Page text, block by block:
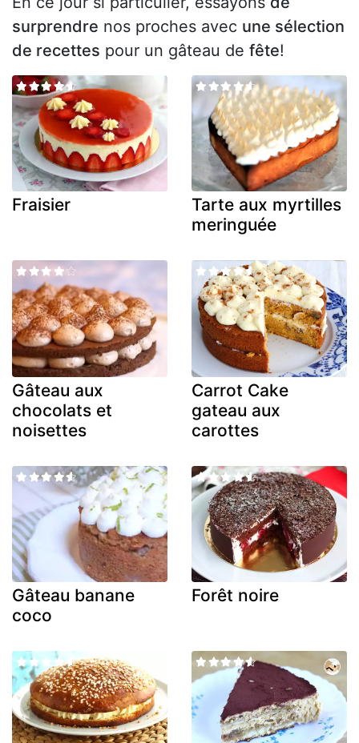
surprendre nos proches avec une sélection
de recettes pour un gâteau de fête!
Fraisier
Tarte aux myrtilles
meringuée
Gâteau aux
chocolats et
noisettes
Carrot Cake
gateau aux
carottes
Gâteau banane
coco
Forêt noire